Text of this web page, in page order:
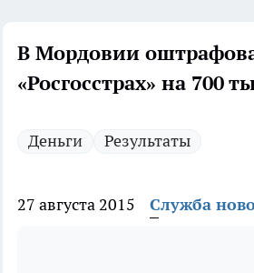
В Мордовии
«Росгосстрах» на 700
Деньги Результаты
27 августа 2015 Служба